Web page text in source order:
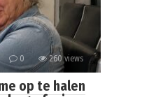
0 260 views
op te halen